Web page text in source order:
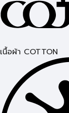
เนื้อผ้า COTTON